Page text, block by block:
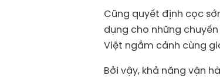
Cũng quyết định cọc
dụng cho những
Việt ngắm cảnh cùng
Bởi vậy, khả năng vận